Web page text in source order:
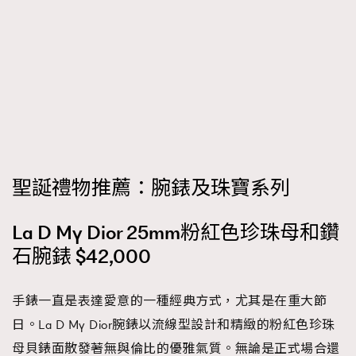
聖誕禮物推薦：腕錶及珠寶系列
La D My Dior 25mm粉紅色珍珠母和鑽
石腕錶 $42,000
手錶一直是表達愛意的一種經典方式，尤其是在重大節
日。La D My Dior腕錶以流線型設計和精緻的粉紅色珍珠
母貝錶面散發著無與倫比的優雅氣質。無論是正式場合還